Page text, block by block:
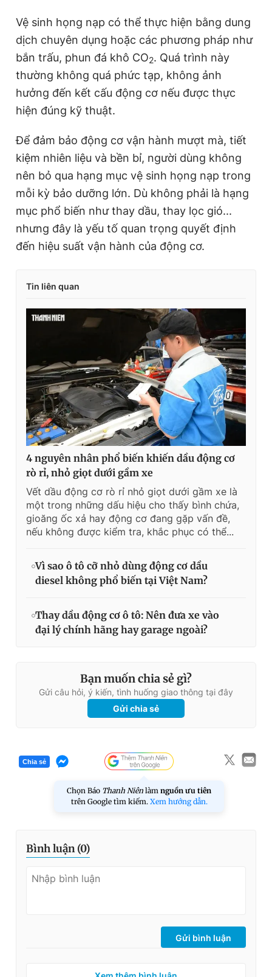
Vệ sinh họng nạp có thể thực hiện bằng dung
dịch chuyên dụng hoặc các phương pháp như
bắn trấu, phun đá khô CO2. Quá trình này
thường không quá phức tạp, không ảnh
hưởng đến kết cấu động cơ nếu được thực
hiện đúng kỹ thuật.
Để đảm bảo động cơ vận hành mượt mà, tiết
kiệm nhiên liệu và bền bỉ, người dùng không
nên bỏ qua hạng mục vệ sinh họng nạp trong
mỗi kỳ bảo dưỡng lớn. Dù không phải là hạng
mục phổ biến như thay dầu, thay lọc gió...
nhưng đây là yếu tố quan trọng quyết định
đến hiệu suất vận hành của động cơ.
Tin liên quan
4 nguyên nhân phổ biến khiến dầu động cơ
rò rỉ, nhỏ giọt dưới gầm xe
Vết dầu động cơ rò rỉ nhỏ giọt dưới gầm xe là
một trong những dấu hiệu cho thấy bình chứa,
gioăng ốc xả hay động cơ đang gặp vấn đề,
nếu không được kiểm tra, khắc phục có thể...
Vì sao ô tô cỡ nhỏ dùng động cơ dầu
diesel không phổ biến tại Việt Nam?
Thay dầu động cơ ô tô: Nên đưa xe vào
đại lý chính hãng hay garage ngoài?
Bạn muốn chia sẻ gì?
Gửi câu hỏi, ý kiến, tình huống giao thông tại đây
Gửi chia sẻ
Chia sẻ
Chọn Báo Thanh Niên làm nguồn ưu tiên
trên Google tìm kiếm. Xem hướng dẫn.
Bình luận (0)
Gửi bình luận